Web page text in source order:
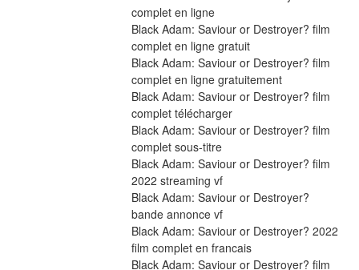
complet en ligne
Black Adam: Saviour or Destroyer? film
complet en ligne gratuit
Black Adam: Saviour or Destroyer? film
complet en ligne gratuitement
Black Adam: Saviour or Destroyer? film
complet télécharger
Black Adam: Saviour or Destroyer? film
complet sous-titre
Black Adam: Saviour or Destroyer? film
2022 streaming vf
Black Adam: Saviour or Destroyer?
bande annonce vf
Black Adam: Saviour or Destroyer? 2022
film complet en francais
Black Adam: Saviour or Destroyer? film